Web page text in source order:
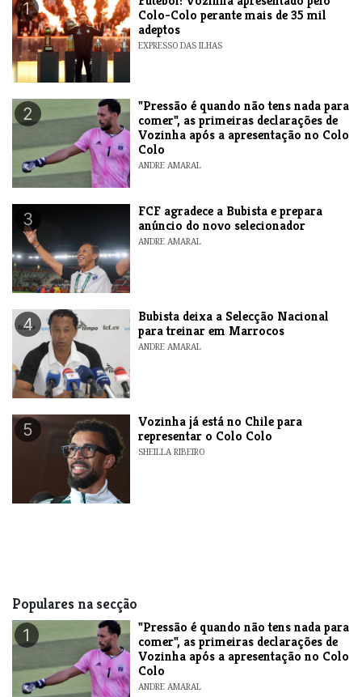
1
Colo-Colo perante mais de 35 mil
adeptos
EXPRESSO DAS ILHAS
2
"Pressão é quando não tens nada para
comer", as primeiras declarações de
Vozinha após a apresentação no Colo
Colo
ANDRE AMARAL
3
FCF agradece a Bubista e prepara
anúncio do novo selecionador
ANDRE AMARAL
4
Bubista deixa a Selecção Nacional
para treinar em Marrocos
ANDRE AMARAL
5
Vozinha já está no Chile para
representar o Colo Colo
SHEILLA RIBEIRO
Populares na secção
1
"Pressão é quando não tens nada para
comer", as primeiras declarações de
Vozinha após a apresentação no Colo
Colo
ANDRE AMARAL